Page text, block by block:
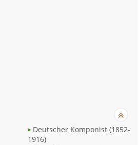
Deutscher Komponist (1852-
1916)